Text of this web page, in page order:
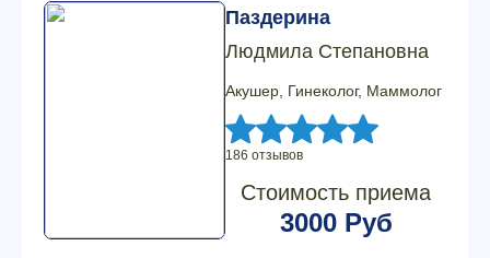
Паздерина
Людмила Степановна
Акушер, Гинеколог, Маммолог
186 отзывов
Стоимость приема
3000 Руб